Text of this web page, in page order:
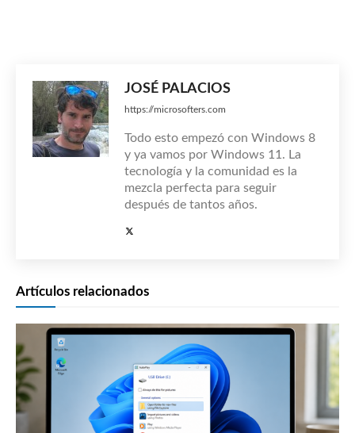
JOSÉ PALACIOS
https://microsofters.com
Todo esto empezó con Windows 8
y ya vamos por Windows 11. La
tecnología y la comunidad es la
mezcla perfecta para seguir
después de tantos años.
Artículos relacionados